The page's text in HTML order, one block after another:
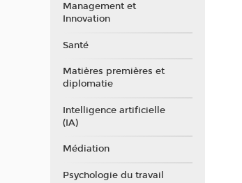
Management et
Innovation
Santé
Matières premières et
diplomatie
Intelligence artificielle
(IA)
Médiation
Psychologie du travail